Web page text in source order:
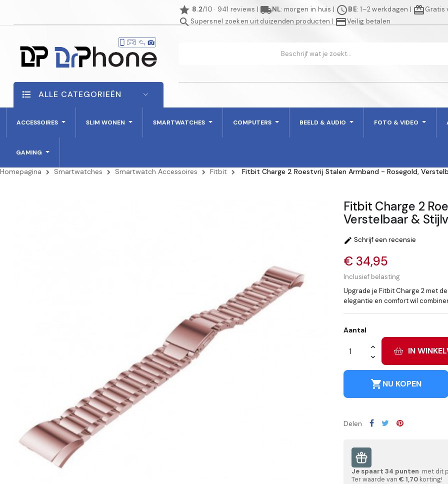
star 8.2/10 · 941 reviews | local_shippingNL: morgen in huis | scheduleBE: 1–2 werkdagen | redeemGratis
searchSupersnel zoeken uit duizenden producten | credit_cardVeilig betalen
ALLE CATEGORIEËN
ACCESSOIRES SLIM WONEN SMARTWATCHES COMPUTERS BEELD & AUDIO FOTO & VIDEO
GAMING
Homepagina Smartwatches Smartwatch Accessoires Fitbit Fitbit Charge 2 Roestvrij Stalen Armband - Rosegold,
Fitbit Charge 2
Verstelbaar &
 Schrijf een recensie
€ 34,95
Inclusief belasting
Upgrade je Fitbit Charge 2 met
elegantie en comfort wil
Aantal
IN
shopping_cartNU KOPEN
Delen
Je spaart 34 punten met dit
Ter waarde van € 1,70 korting!